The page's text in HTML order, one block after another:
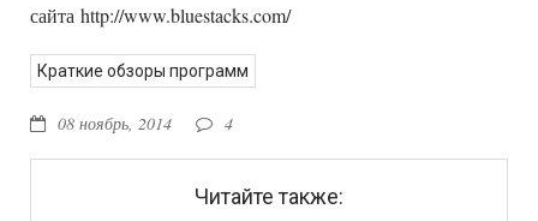
сайта http://www.bluestacks.com/
Краткие обзоры программ
08 ноябрь, 2014 4
Читайте также: